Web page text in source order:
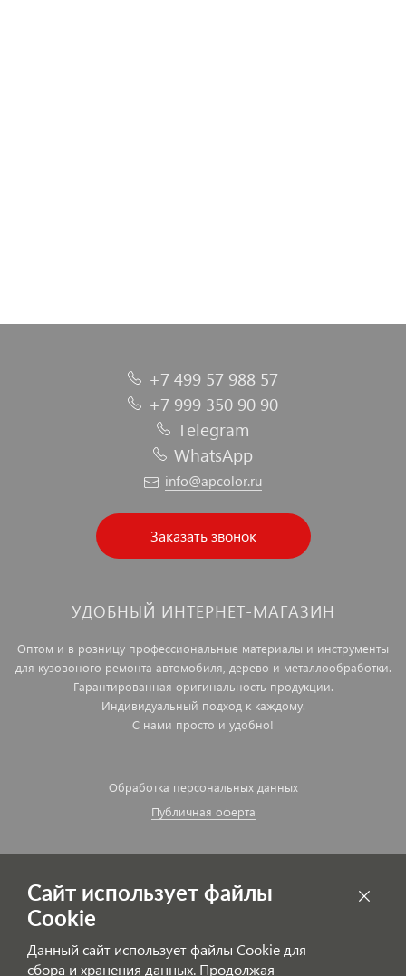
+7 499 57 988 57
+7 999 350 90 90
Telegram
WhatsApp
info@apcolor.ru
Заказать звонок
УДОБНЫЙ ИНТЕРНЕТ-МАГАЗИН
Оптом и в розницу профессиональные материалы и инструменты
для кузовоного ремонта автомобиля, дерево и металлообработки.
Гарантированная оригинальность продукции.
Индивидуальный подход к каждому.
С нами просто и удобно!
Обработка персональных данных
Публичная оферта
Сайт использует файлы
Cookie
Данный сайт использует файлы Cookie для
сбора и хранения данных. Продолжая